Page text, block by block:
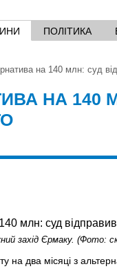
ПОЛІТИКА
на 140 млн: суд
НА 140
захід Єрмаку. (Фото:
на два місяці з